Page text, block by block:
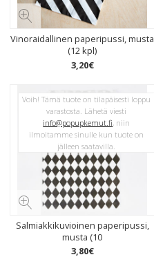
Vinoraidallinen paperipussi, musta
(12 kpl)
3,20€
Salmiakkikuvioinen paperipussi,
musta (10
3,80€
Voih! Tämä tuote on tilapäisesti loppu
varastosta. Lähetä viesti
info@popupkemut.fi, niin
ilmoitamme sinulle kun tuote on
jälleen saatavilla.